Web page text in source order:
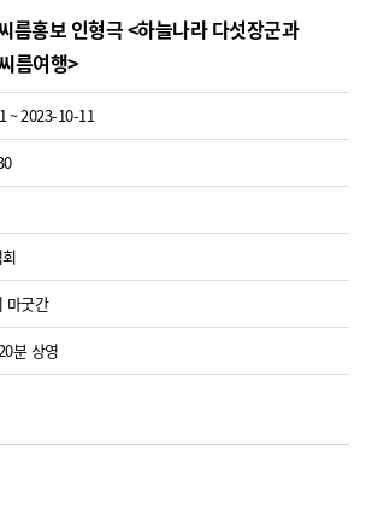
름홍보 인형극 <하늘나라 다섯장군과
름여행>
~ 2023-10-11
마굿간
분 상영